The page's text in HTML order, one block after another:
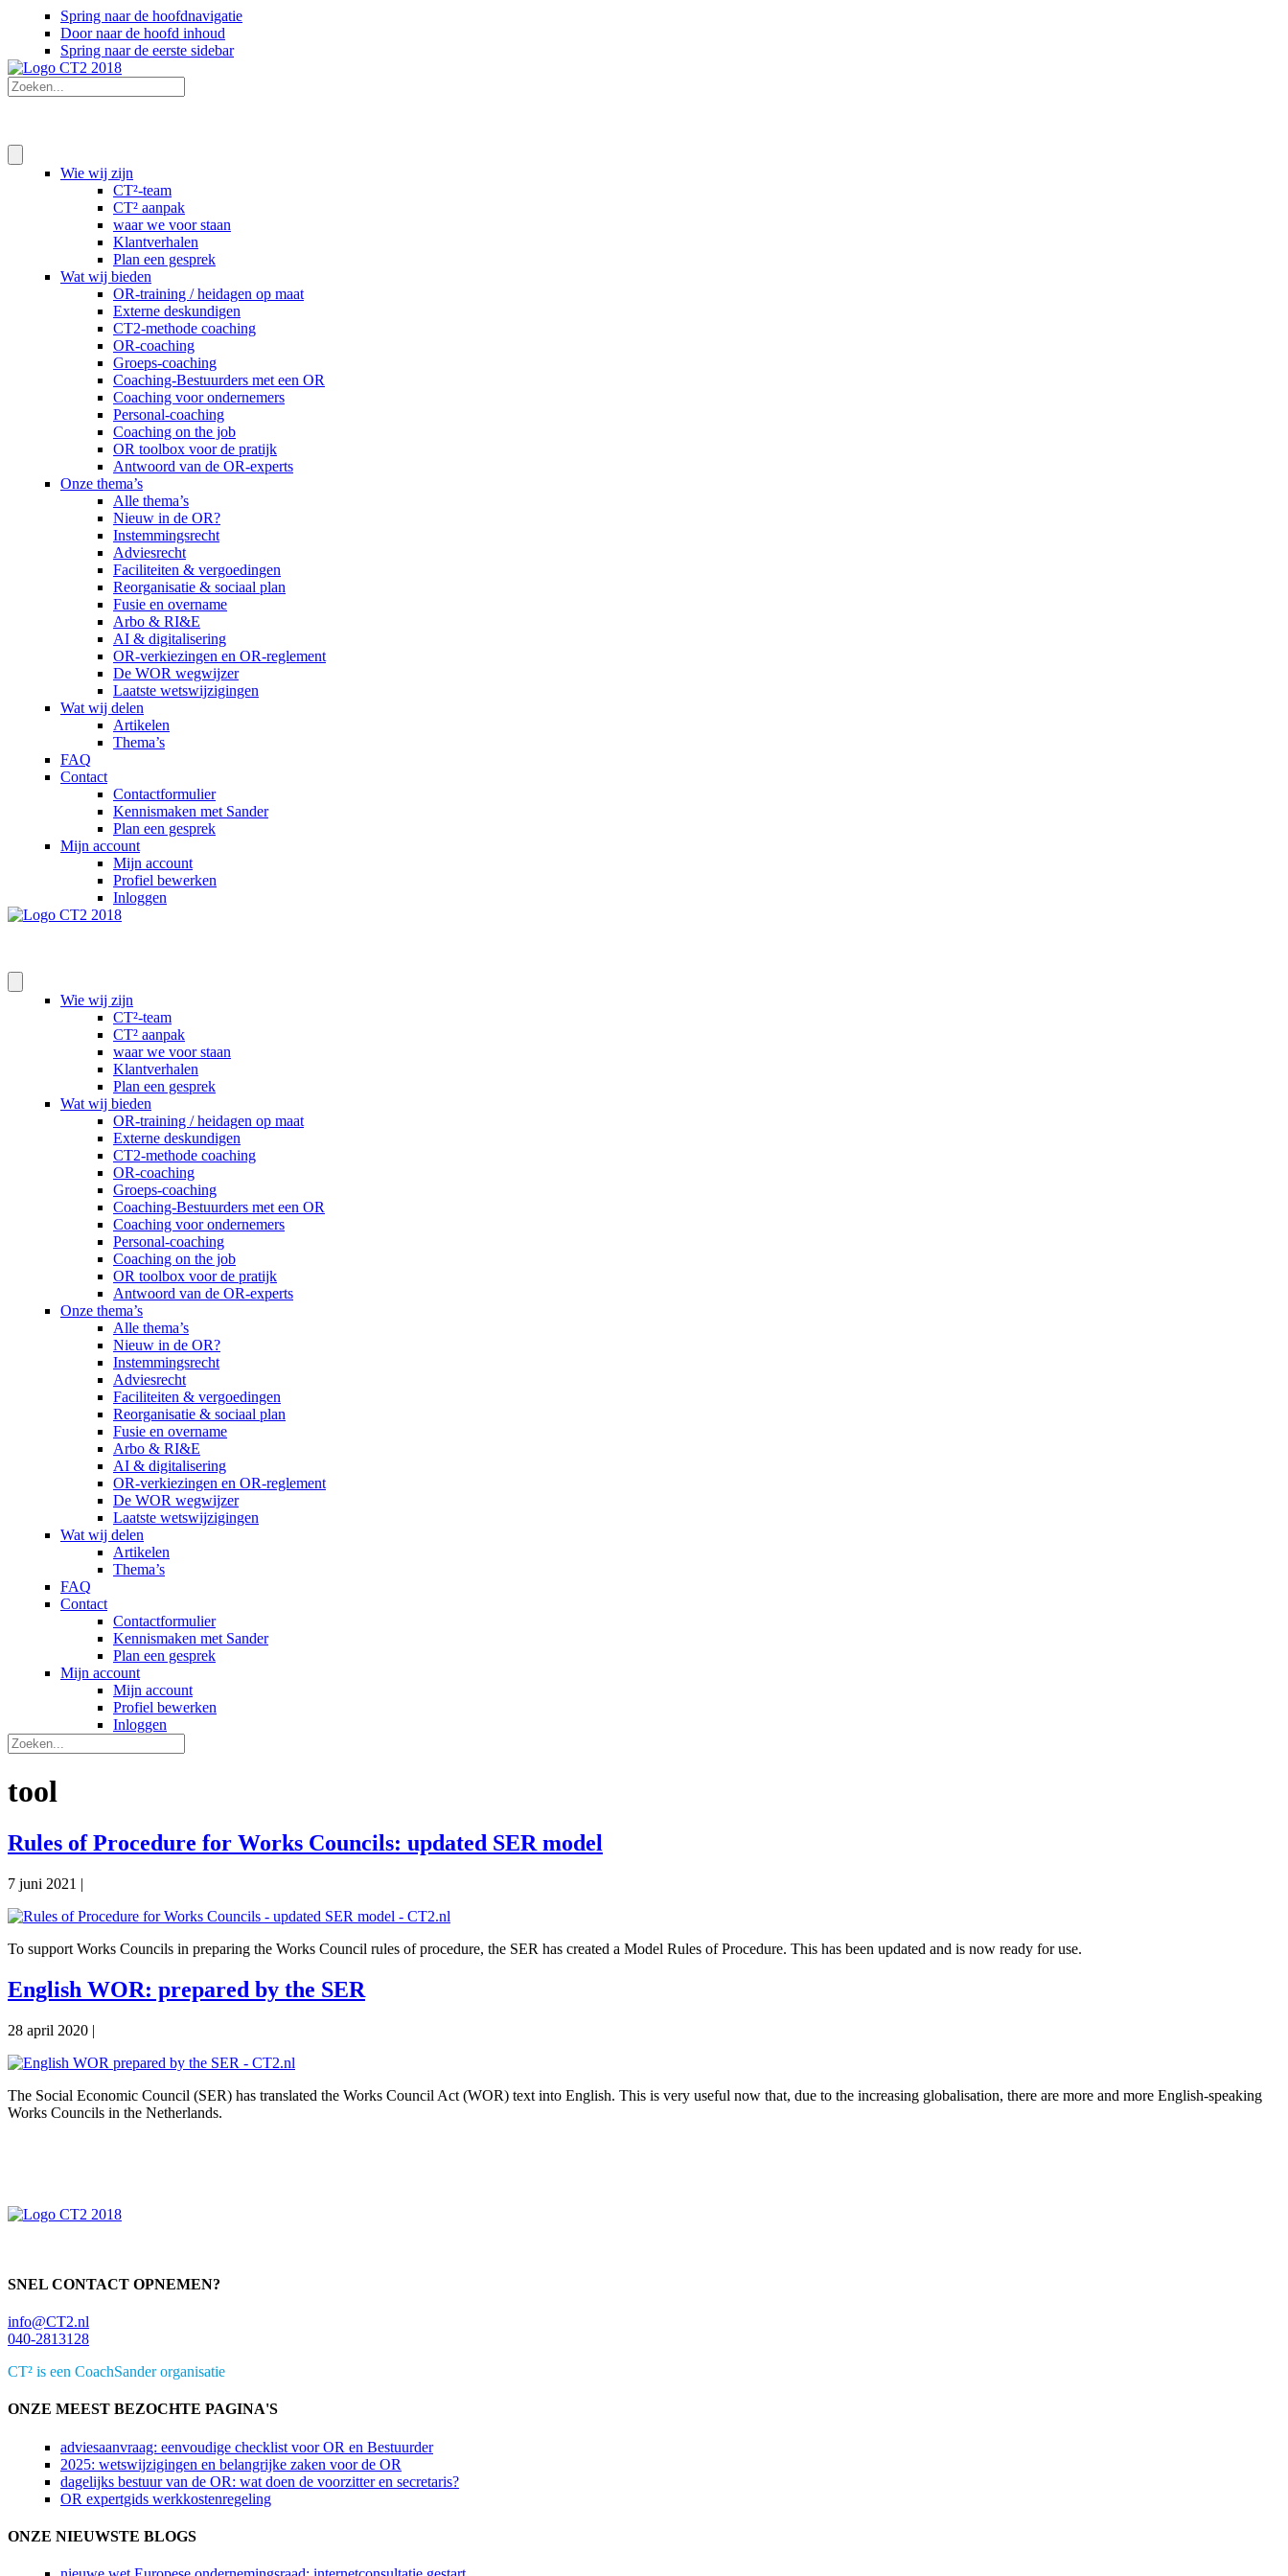
Spring naar de hoofdnavigatie
Door naar de hoofd inhoud
Spring naar de eerste sidebar
Wie wij zijn
CT²-team
CT² aanpak
waar we voor staan
Klantverhalen
Plan een gesprek
Wat wij bieden
OR-training / heidagen op maat
Externe deskundigen
CT2-methode coaching
OR-coaching
Groeps-coaching
Coaching-Bestuurders met een OR
Coaching voor ondernemers
Personal-coaching
Coaching on the job
OR toolbox voor de pratijk
Antwoord van de OR-experts
Onze thema’s
Alle thema’s
Nieuw in de OR?
Instemmingsrecht
Adviesrecht
Faciliteiten & vergoedingen
Reorganisatie & sociaal plan
Fusie en overname
Arbo & RI&E
AI & digitalisering
OR-verkiezingen en OR-reglement
De WOR wegwijzer
Laatste wetswijzigingen
Wat wij delen
Artikelen
Thema’s
FAQ
Contact
Contactformulier
Kennismaken met Sander
Plan een gesprek
Mijn account
Mijn account
Profiel bewerken
Inloggen
Wie wij zijn
CT²-team
CT² aanpak
waar we voor staan
Klantverhalen
Plan een gesprek
Wat wij bieden
OR-training / heidagen op maat
Externe deskundigen
CT2-methode coaching
OR-coaching
Groeps-coaching
Coaching-Bestuurders met een OR
Coaching voor ondernemers
Personal-coaching
Coaching on the job
OR toolbox voor de pratijk
Antwoord van de OR-experts
Onze thema’s
Alle thema’s
Nieuw in de OR?
Instemmingsrecht
Adviesrecht
Faciliteiten & vergoedingen
Reorganisatie & sociaal plan
Fusie en overname
Arbo & RI&E
AI & digitalisering
OR-verkiezingen en OR-reglement
De WOR wegwijzer
Laatste wetswijzigingen
Wat wij delen
Artikelen
Thema’s
FAQ
Contact
Contactformulier
Kennismaken met Sander
Plan een gesprek
Mijn account
Mijn account
Profiel bewerken
Inloggen
tool
Rules of Procedure for Works Councils: updated SER model
7 juni 2021 |
To support Works Councils in preparing the Works Council rules of procedure, the SER has created a Model Rules of Procedure. This has been updated and is now ready for use.
English WOR: prepared by the SER
28 april 2020 |
The Social Economic Council (SER) has translated the Works Council Act (WOR) text into English. This is very useful now that, due to the increasing globalisation, there are more and more English-speaking
Works Councils in the Netherlands.
SNEL CONTACT OPNEMEN?
info@CT2.nl
040-2813128
CT² is een CoachSander organisatie
ONZE MEEST BEZOCHTE PAGINA'S
adviesaanvraag: eenvoudige checklist voor OR en Bestuurder
2025: wetswijzigingen en belangrijke zaken voor de OR
dagelijks bestuur van de OR: wat doen de voorzitter en secretaris?
OR expertgids werkkostenregeling
ONZE NIEUWSTE BLOGS